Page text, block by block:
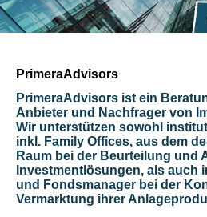
PrimeraAdvisors
PrimeraAdvisors ist ein
Anbieter und Nachfrager von
Wir unterstützen sowohl
inkl. Family Offices, aus dem
Raum bei der Beurteilung und
Investmentlösungen, als auch
und Fondsmanager bei der
Vermarktung ihrer